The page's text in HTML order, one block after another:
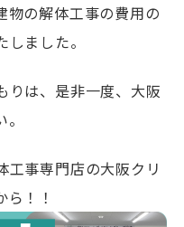
物の解体工事の費用の
ました。
りは、是非一度、大阪
工事専門店の大阪クリ
！！